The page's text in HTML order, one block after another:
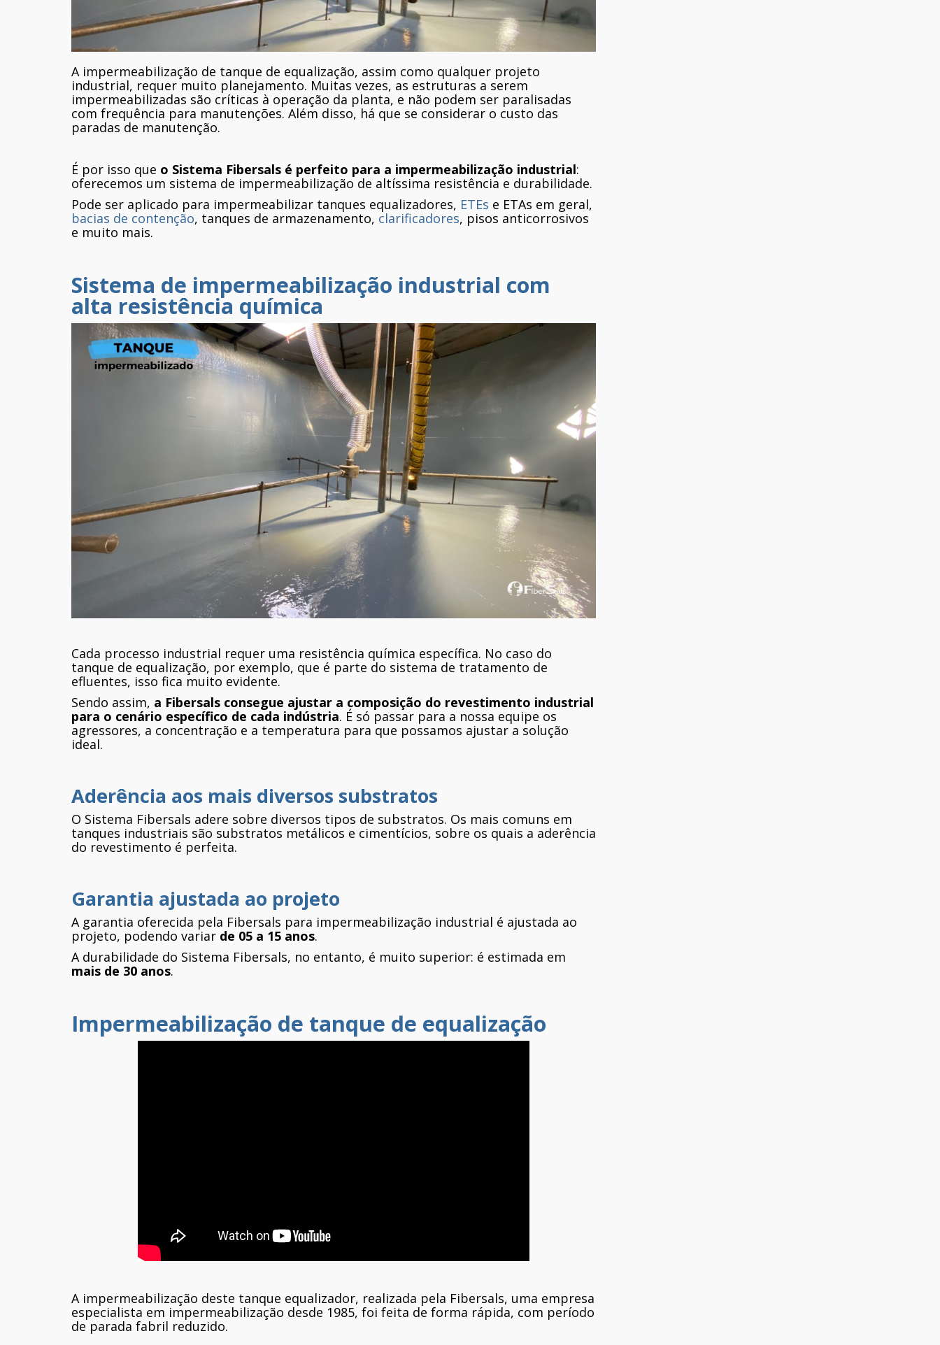
A impermeabilização de tanque de equalização, assim como qualquer projeto
industrial, requer muito planejamento. Muitas vezes, as estruturas a serem
impermeabilizadas são críticas à operação da planta, e não podem ser paralisadas
com frequência para manutenções. Além disso, há que se considerar o custo das
paradas de manutenção.
É por isso que o Sistema Fibersals é perfeito para a impermeabilização industrial:
oferecemos um sistema de impermeabilização de altíssima resistência e durabilidade.
Pode ser aplicado para impermeabilizar tanques equalizadores, ETEs e ETAs em geral,
bacias de contenção, tanques de armazenamento, clarificadores, pisos anticorrosivos
e muito mais.
Sistema de impermeabilização industrial com
alta resistência química
Cada processo industrial requer uma resistência química específica. No caso do
tanque de equalização, por exemplo, que é parte do sistema de tratamento de
efluentes, isso fica muito evidente.
Sendo assim, a Fibersals consegue ajustar a composição do revestimento industrial
para o cenário específico de cada indústria. É só passar para a nossa equipe os
agressores, a concentração e a temperatura para que possamos ajustar a solução
ideal.
Aderência aos mais diversos substratos
O Sistema Fibersals adere sobre diversos tipos de substratos. Os mais comuns em
tanques industriais são substratos metálicos e cimentícios, sobre os quais a aderência
do revestimento é perfeita.
Garantia ajustada ao projeto
A garantia oferecida pela Fibersals para impermeabilização industrial é ajustada ao
projeto, podendo variar de 05 a 15 anos.
A durabilidade do Sistema Fibersals, no entanto, é muito superior: é estimada em
mais de 30 anos.
Impermeabilização de tanque de equalização
A impermeabilização deste tanque equalizador, realizada pela Fibersals, uma empresa
especialista em impermeabilização desde 1985, foi feita de forma rápida, com período
de parada fabril reduzido.